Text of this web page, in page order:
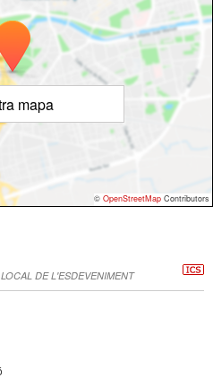
mapa
© OpenStreetMap Contributors
DE L'ESDEVENIMENT